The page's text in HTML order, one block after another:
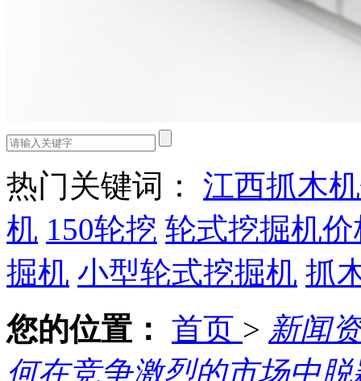
热门关键词： 江西抓木
机 150轮挖 轮式挖掘机
掘机 小型轮式挖掘机 抓
您的位置： 首页 > 新闻
何在竞争激烈的市场中